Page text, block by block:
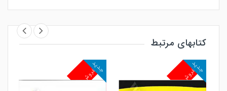
کتابهای مرتبط
پرفروش
جدید پرفروش
جدید